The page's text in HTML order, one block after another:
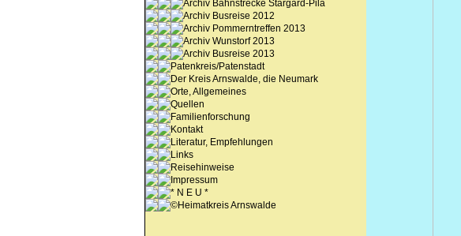
Archiv Bahnstrecke Stargard-Pila
Archiv Busreise 2012
Archiv Pommerntreffen 2013
Archiv Wunstorf 2013
Archiv Busreise 2013
Patenkreis/Patenstadt
Der Kreis Arnswalde, die Neumark
Orte, Allgemeines
Quellen
Familienforschung
Kontakt
Literatur, Empfehlungen
Links
Reisehinweise
Impressum
* N E U *
©Heimatkreis Arnswalde